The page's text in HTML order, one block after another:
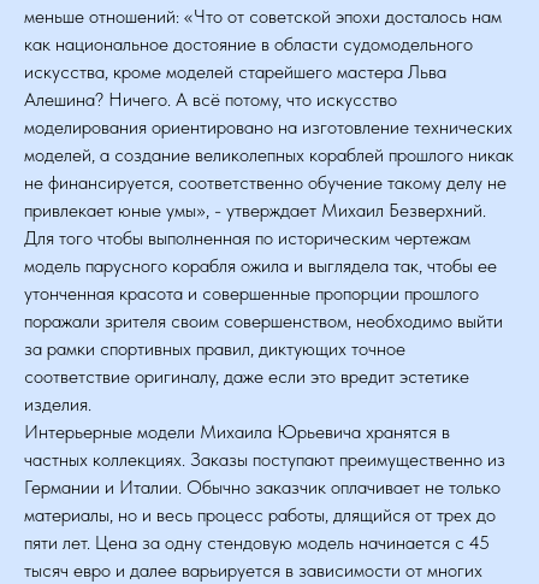
меньше отношений: «Что от советской эпохи досталось нам
как национальное достояние в области судомодельного
искусства, кроме моделей старейшего мастера Льва
Алешина? Ничего. А всё потому, что искусство
моделирования ориентировано на изготовление технических
моделей, а создание великолепных кораблей прошлого никак
не финансируется, соответственно обучение такому делу не
привлекает юные умы», - утверждает Михаил Безверхний.
Для того чтобы выполненная по историческим чертежам
модель парусного корабля ожила и выглядела так, чтобы ее
утонченная красота и совершенные пропорции прошлого
поражали зрителя своим совершенством, необходимо выйти
за рамки спортивных правил, диктующих точное
соответствие оригиналу, даже если это вредит эстетике
изделия.
Интерьерные модели Михаила Юрьевича хранятся в
частных коллекциях. Заказы поступают преимущественно из
Германии и Италии. Обычно заказчик оплачивает не только
материалы, но и весь процесс работы, длящийся от трех до
пяти лет. Цена за одну стендовую модель начинается с 45
тысяч евро и далее варьируется в зависимости от многих